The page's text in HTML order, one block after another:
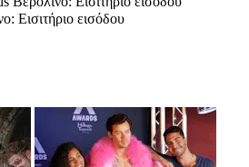
Εισιτήριο εισόδου